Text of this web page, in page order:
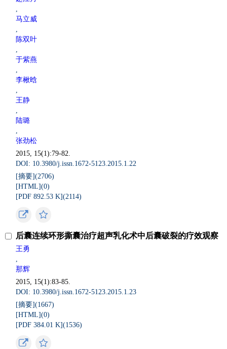
,
马立威
,
陈双叶
,
于紫燕
,
李楸晗
,
王静
,
陆璐
,
张劲松
2015, 15(1):79-82.
DOI: 10.3980/j.issn.1672-5123.2015.1.22
[摘要](2706)
[HTML](0)
[PDF 892.53 K](2114)
后囊连续环形撕囊治疗超声乳化术中后囊破裂的疗效观察
王勇
,
那辉
2015, 15(1):83-85.
DOI: 10.3980/j.issn.1672-5123.2015.1.23
[摘要](1667)
[HTML](0)
[PDF 384.01 K](1536)